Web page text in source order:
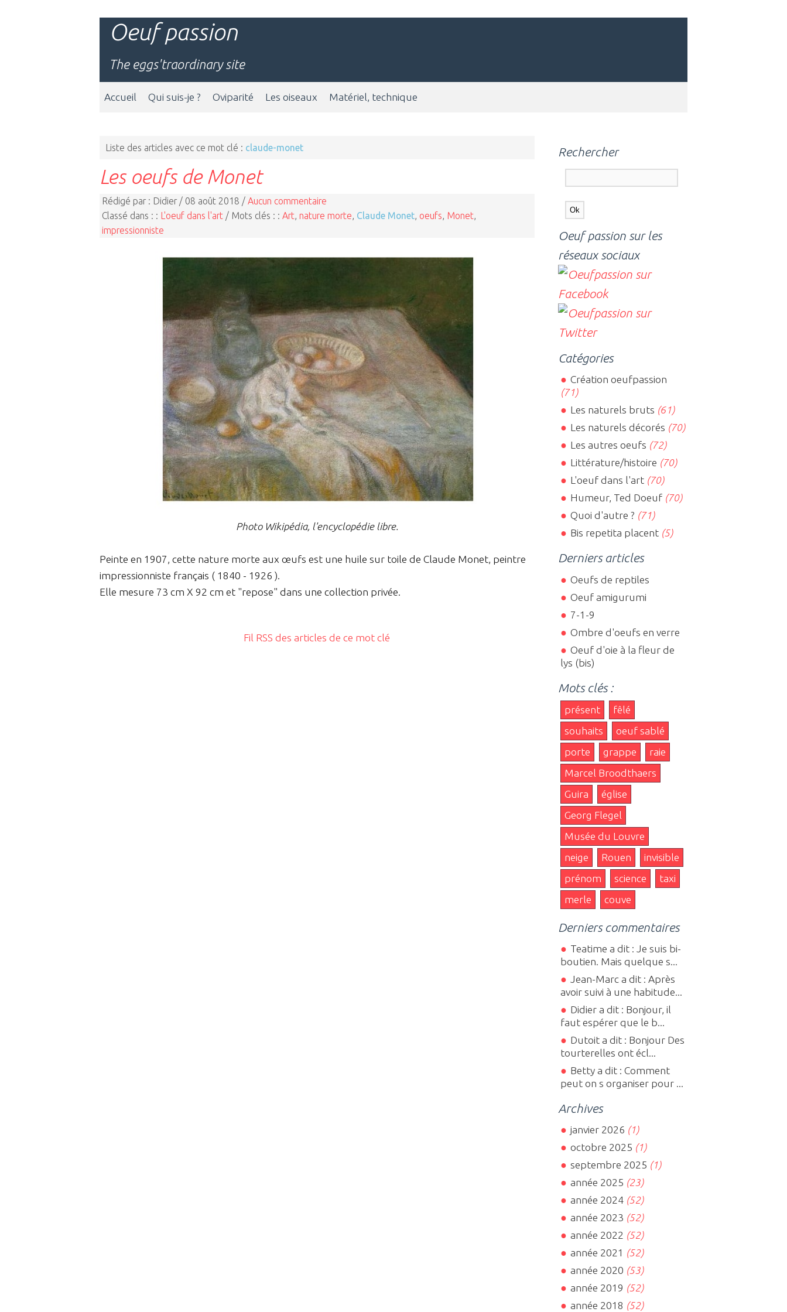
Oeuf passion
The eggs'traordinary site
Accueil Qui suis-je ? Oviparité Les oiseaux Matériel, technique
Liste des articles avec ce mot clé : claude-monet
Les oeufs de Monet
Rédigé par : Didier / 08 août 2018 / Aucun commentaire
Classé dans : : L'oeuf dans l'art / Mots clés : : Art nature morte Claude Monet oeufs Monet
impressionniste
Photo Wikipédia, l'encyclopédie libre.
Peinte en 1907, cette nature morte aux œufs est une huile sur toile de Claude Monet, peintre
impressionniste français ( 1840 - 1926 ).
Elle mesure 73 cm X 92 cm et "repose" dans une collection privée.
Fil RSS des articles de ce mot clé
Rechercher
Oeuf passion sur les
réseaux sociaux
Catégories
Création oeufpassion
(71)
Les naturels bruts (61)
Les naturels décorés (70)
Les autres oeufs (72)
Littérature/histoire (70)
L'oeuf dans l'art(70)
Humeur, Ted Doeuf(70)
Quoi d'autre ? (71)
Bis repetita placent(5)
Derniers articles
Oeufs de reptiles
Oeuf amigurumi
7-1-9
Ombre d'oeufs en verre
Oeuf d'oie à la fleur de
lys (bis)
Mots clés :
présent
fêlé
souhaits
oeuf sablé
porte
grappe
raie
Marcel Broodthaers
Guira
église
Georg Flegel
Musée du Louvre
neige
Rouen
invisible
prénom
science
taxi
merle
couve
Derniers commentaires
Teatime a dit : Je suis bi-
boutien. Mais quelque s...
Jean-Marc a dit : Après
avoir suivi à une habitude...
Didier a dit : Bonjour, il
faut espérer que le b...
Dutoit a dit : Bonjour Des
tourterelles ont écl...
Betty a dit : Comment
peut on s organiser pour ...
Archives
janvier 2026 (1)
octobre 2025 (1)
septembre 2025 (1)
année 2025 (23)
année 2024(52)
année 2023 (52)
année 2022 (52)
année 2021 (52)
année 2020 (53)
année 2019 (52)
année 2018 (52)